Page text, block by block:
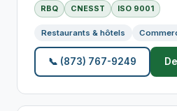
RBQ CNESST ISO 9001
Restaurants & hôtels
📞 (873) 767-9249